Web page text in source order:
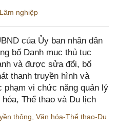
nghiệp
của Ủy ban nhân dân
bố Danh mục thủ tục
và được sửa đổi, bổ
thanh truyền hình và
phạm vi chức năng quản lý
Thể thao và Du lịch
thông Văn hóa-Thể thao-Du